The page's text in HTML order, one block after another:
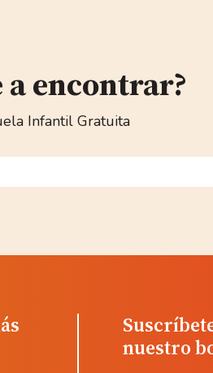
a encontrar?
Infantil Gratuita
nuestro